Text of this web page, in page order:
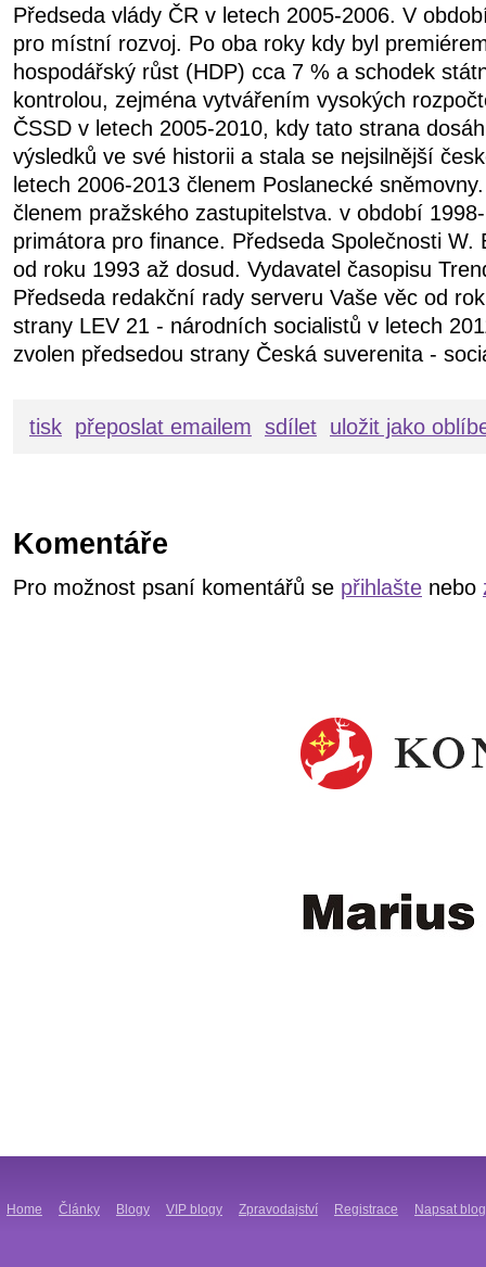
Předseda vlády ČR v letech 2005-2006. V
pro místní rozvoj. Po oba roky kdy byl
hospodářský růst (HDP) cca 7 % a schodek
kontrolou, zejména vytvářením vysokých
ČSSD v letech 2005-2010, kdy tato strana
výsledků ve své historii a stala se nejsilnější
letech 2006-2013 členem Poslanecké
členem pražského zastupitelstva. v období
primátora pro finance. Předseda Společnosti W.
od roku 1993 až dosud. Vydavatel časopisu
Předseda redakční rady serveru Vaše věc od
strany LEV 21 - národních socialistů v letech
zvolen předsedou strany Česká suverenita -
tisk přeposlat emailem sdílet uložit jako
Komentáře
Pro možnost psaní komentářů se přihlašte nebo
Home Články Blogy VIP blogy Zpravodajství Registrace Napsat blog